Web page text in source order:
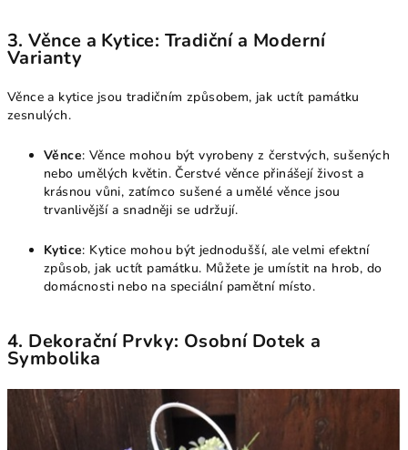
3. Věnce a Kytice: Tradiční a Moderní
Varianty
Věnce a kytice jsou tradičním způsobem, jak uctít památku
zesnulých.
Věnce: Věnce mohou být vyrobeny z čerstvých, sušených
nebo umělých květin. Čerstvé věnce přinášejí živost a
krásnou vůni, zatímco sušené a umělé věnce jsou
trvanlivější a snadněji se udržují.
Kytice: Kytice mohou být jednodušší, ale velmi efektní
způsob, jak uctít památku. Můžete je umístit na hrob, do
domácnosti nebo na speciální pamětní místo.
4. Dekorační Prvky: Osobní Dotek a
Symbolika